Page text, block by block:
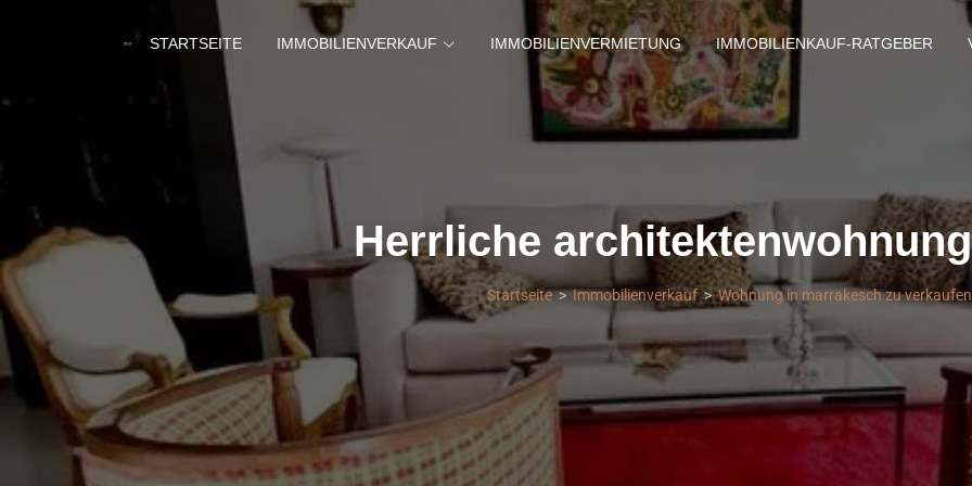
STARTSEITE IMMOBILIENVERKAUF IMMOBILIENVERMIETUNG IMMOBILIENKAUF-RATGEBER
Herrliche
Startseite Immobilienverkauf Wohnung in marrakesch zu verkaufen